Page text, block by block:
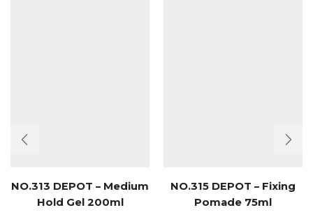
NO.313 DEPOT – Medium
Hold Gel 200ml
NO.315 DEPOT – Fixing
Pomade 75ml